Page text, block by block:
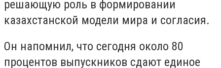
решающую роль в формировании
казахстанской модели мира и согласия.
Он напомнил, что сегодня около 80
процентов выпускников сдают единое